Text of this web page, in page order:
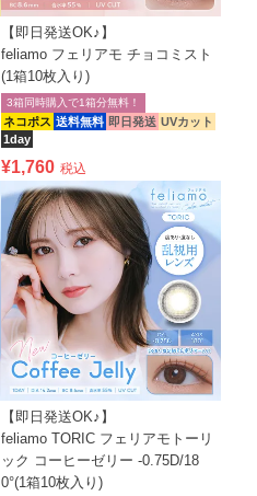
【即日発送OK♪】
feliamo フェリアモ チョコミスト
(1箱10枚入り)
ネコポス 送料無料 即日発送 UVカット
1day
3箱同時購入で1箱分無料！
¥1,760 税込
【即日発送OK♪】
feliamo TORIC フェリアモトーリ
ック コーヒーゼリー -0.75D/18
0°(1箱10枚入り)